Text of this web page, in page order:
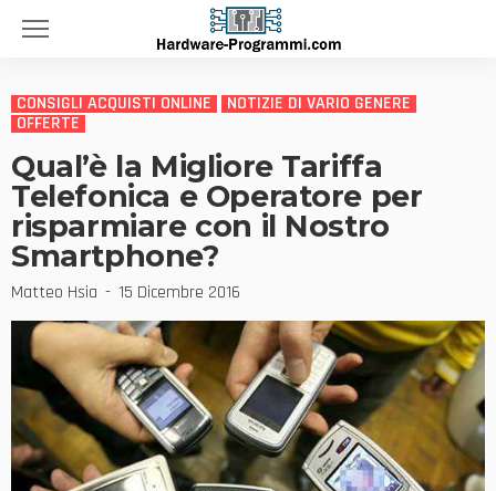
CONSIGLI ACQUISTI ONLINE
NOTIZIE DI VARIO GENERE
OFFERTE
Qual’è la Migliore Tariffa
Telefonica e Operatore per
risparmiare con il Nostro
Smartphone?
Matteo Hsia 15 Dicembre 2016